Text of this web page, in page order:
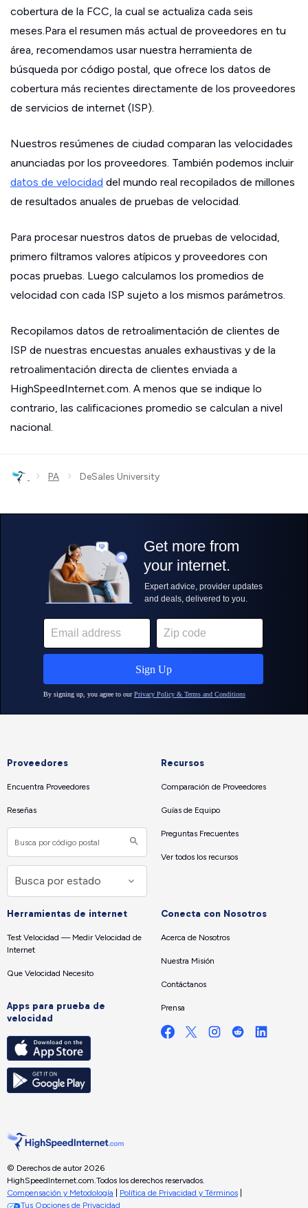
cobertura de la FCC, la cual se actualiza cada seis
meses.Para el resumen más actual de proveedores en tu
área, recomendamos usar nuestra herramienta de
búsqueda por código postal, que ofrece los datos de
cobertura más recientes directamente de los proveedores
de servicios de internet (ISP).
Nuestros resúmenes de ciudad comparan las velocidades
anunciadas por los proveedores. También podemos incluir
datos de velocidad del mundo real recopilados de millones
de resultados anuales de pruebas de velocidad.
Para procesar nuestros datos de pruebas de velocidad,
primero filtramos valores atípicos y proveedores con
pocas pruebas. Luego calculamos los promedios de
velocidad con cada ISP sujeto a los mismos parámetros.
Recopilamos datos de retroalimentación de clientes de
ISP de nuestras encuestas anuales exhaustivas y de la
retroalimentación directa de clientes enviada a
HighSpeedInternet.com. A menos que se indique lo
contrario, las calificaciones promedio se calculan a nivel
nacional.
› PA › DeSales University
Proveedores
Encuentra Proveedores
Reseñas
Recursos
Comparación de Proveedores
Guías de Equipo
Preguntas Frecuentes
Ver todos los recursos
Herramientas de internet
Test Velocidad — Medir Velocidad de
Internet
Que Velocidad Necesito
Apps para prueba de
velocidad
Conecta con Nosotros
Acerca de Nosotros
Nuestra Misión
Contáctanos
Prensa
© Derechos de autor 2026
HighSpeedInternet.com.Todos los derechos reservados.
Compensación y Metodología
Política de Privacidad y Términos
Tus Opciones de Privacidad